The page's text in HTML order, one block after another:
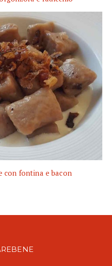
con fontina e bacon